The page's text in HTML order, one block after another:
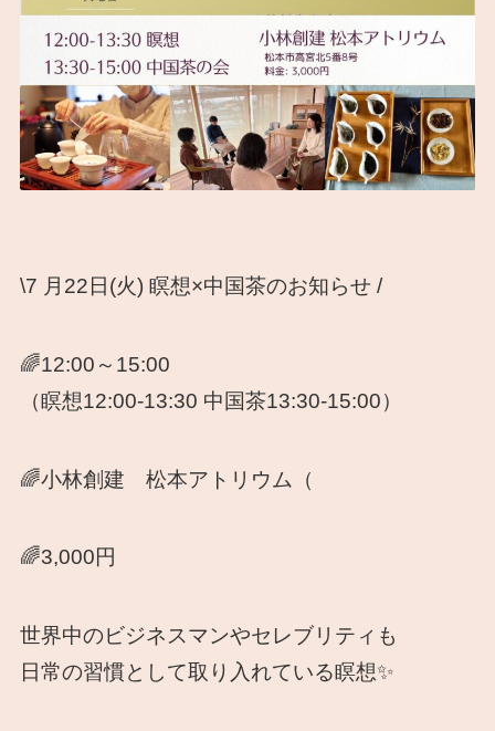
\7 月22日(火) 瞑想×中国茶のお知らせ /
🌈12:00～15:00
（瞑想12:00-13:30 中国茶13:30-15:00）
🌈小林創建 松本アトリウム（
🌈3,000円
世界中のビジネスマンやセレブリティも
日常の習慣として取り入れている瞑想✨